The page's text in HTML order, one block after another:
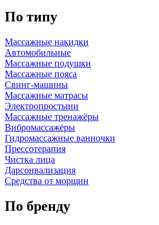
По типу
Массажные накидки
Автомобильные
Массажные подушки
Массажные пояса
Свинг-машины
Массажные матрасы
Электропростыни
Массажные тренажёры
Вибромассажёры
Гидромассажные ванночки
Прессотерапия
Чистка лица
Дарсонвализация
Средства от морщин
По бренду